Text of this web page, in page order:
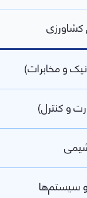
و مخابرات)
و کنترل)
سیستم‌ها